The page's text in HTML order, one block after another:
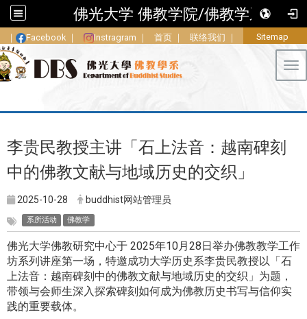
佛光大学 佛教学院/佛教学系
｜ Facebook ｜ Instragram ｜ 首页 ｜ 联络我们 ｜ Sitemap
李贵民教授主讲「石上法音：越南碑刻
中的佛教文献与地域历史的交织」
2025-10-28 buddhist网站管理员
系所活动 佛教学
佛光大学佛教研究中心于 2025年10月28日举办佛教教学工作
坊系列讲座第一场，特邀成功大学历史系李贵民教授以「石
上法音：越南碑刻中的佛教文献与地域历史的交织」为题，
带领与会师生深入探索碑刻如何成为佛教历史书写与信仰实
践的重要载体。